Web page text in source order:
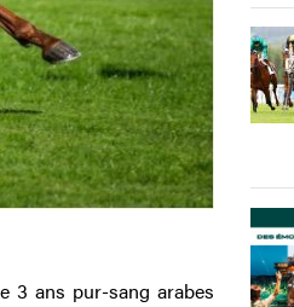
3 ans pur-sang arabes